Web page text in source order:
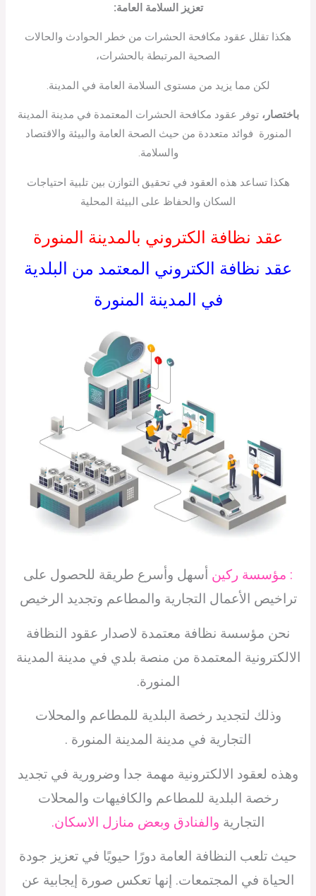
تعزيز السلامة العامة:
هكذا تقلل عقود مكافحة الحشرات من خطر الحوادث والحالات
الصحية المرتبطة بالحشرات،
لكن مما يزيد من مستوى السلامة العامة في المدينة.
باختصار، توفر عقود مكافحة الحشرات المعتمدة في مدينة المدينة
المنورة فوائد متعددة من حيث الصحة العامة والبيئة والاقتصاد
والسلامة.
هكذا تساعد هذه العقود في تحقيق التوازن بين تلبية احتياجات
السكان والحفاظ على البيئة المحلية
عقد نظافة الكتروني بالمدينة المنورة
عقد نظافة الكتروني المعتمد من البلدية
في المدينة المنورة
: مؤسسة ركين أسهل وأسرع طريقة للحصول على
تراخيص الأعمال التجارية والمطاعم وتجديد الرخيص
نحن مؤسسة نظافة معتمدة لاصدار عقود النظافة
الالكترونية المعتمدة من منصة بلدي في مدينة المدينة
المنورة.
وذلك لتجديد رخصة البلدية للمطاعم والمحلات
التجارية في مدينة المدينة المنورة .
وهذه لعقود الالكترونية مهمة جدا وضرورية في تجديد
رخصة البلدية للمطاعم والكافيهات والمحلات
التجارية والفنادق وبعض منازل الاسكان.
حيث تلعب النظافة العامة دورًا حيويًا في تعزيز جودة
الحياة في المجتمعات. إنها تعكس صورة إيجابية عن